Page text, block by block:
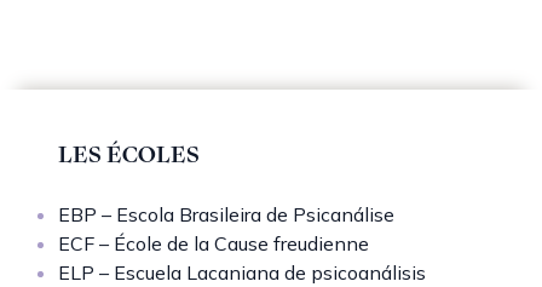
LES ÉCOLES
EBP – Escola Brasileira de Psicanálise
ECF – École de la Cause freudienne
ELP – Escuela Lacaniana de psicoanálisis